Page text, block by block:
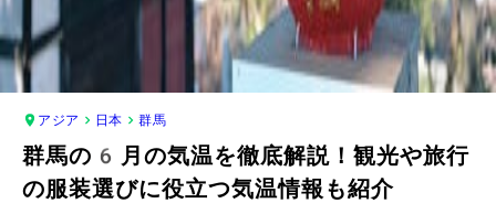
アジア 日本 群馬
群馬の6月の気温を徹底解説！観光や旅行
の服装選びに役立つ気温情報も紹介